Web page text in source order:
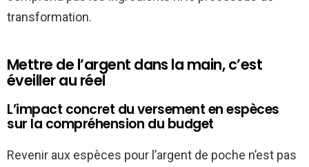
transformation.
Mettre de l’argent dans la main, c’est
éveiller au réel
L’impact concret du versement en espèces
sur la compréhension du budget
Revenir aux espèces pour l’argent de poche n’est pas